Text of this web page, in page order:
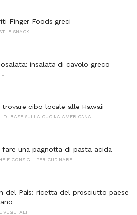
Finger Foods greci
E SNACK
insalata di cavolo greco
trovare cibo locale alle Hawaii
DI BASE SULLA CUCINA AMERICANA
fare una pagnotta di pasta acida
E CONSIGLI PER CUCINARE
del País: ricetta del prosciutto paese
VEGETALI